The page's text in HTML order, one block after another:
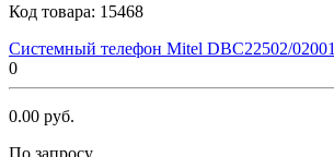
Код товара: 15468
Системный телефон Мitеl DBC22502/02001
0
0.00 руб.
По запросу